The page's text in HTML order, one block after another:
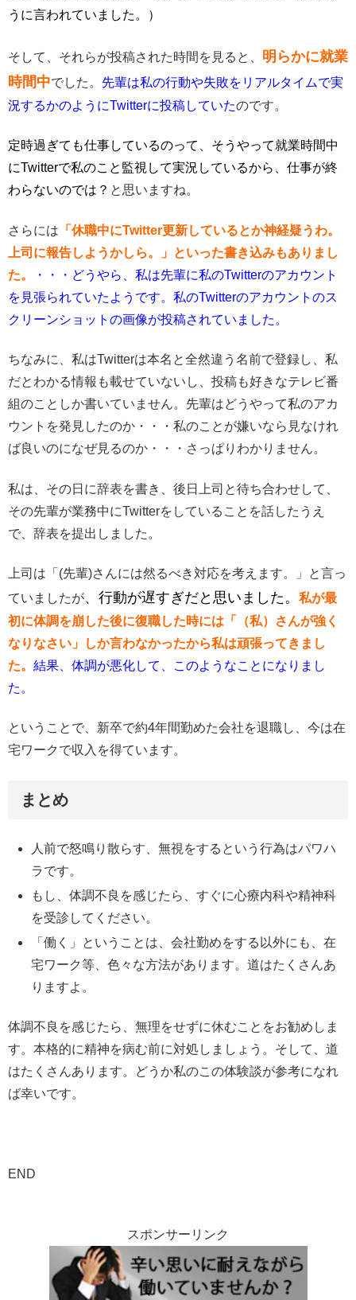
うに言われていました。）
そして、それらが投稿された時間を見ると、 明らかに就業
時間中でした。 先輩は私の行動や失敗をリアルタイムで実
況するかのようにTwitterに投稿していたのです。
定時過ぎても仕事しているのって、そうやって就業時間中
にTwitterで私のこと監視して実況しているから、仕事が終
わらないのでは？ と思いますね。
さらには 「休職中にTwitter更新しているとか神経疑うわ。
上司に報告しようかしら。」といった書き込みもありまし
た。
・・・どうやら、私は先輩に私のTwitterのアカウント
を見張られていたようです。私のTwitterのアカウントのス
クリーンショットの画像が投稿されていました。
ちなみに、私はTwitterは本名と全然違う名前で登録し、私
だとわかる情報も載せていないし、投稿も好きなテレビ番
組のことしか書いていません。先輩はどうやって私のアカ
ウントを発見したのか・・・私のことが嫌いなら見なけれ
ば良いのになぜ見るのか・・・さっぱりわかりません。
私は、その日に辞表を書き、後日上司と待ち合わせして、
その先輩が業務中にTwitterをしていることを話したうえ
で、辞表を提出しました。
上司は「(先輩)さんには然るべき対応を考えます。」と言っ
ていましたが、行動が遅すぎだと思いました。 私が最
初に体調を崩した後に復職した時には「（私）さんが強く
なりなさい」しか言わなかったから私は頑張ってきまし
た。 結果、体調が悪化して、このようなことになりまし
た。
ということで、新卒で約4年間勤めた会社を退職し、今は在
宅ワークで収入を得ています。
まとめ
人前で怒鳴り散らす、無視をするという行為はパワハ
ラです。
もし、体調不良を感じたら、すぐに心療内科や精神科
を受診してください。
「働く」ということは、会社勤めをする以外にも、在
宅ワーク等、色々な方法があります。道はたくさんあ
りますよ。
体調不良を感じたら、無理をせずに休むことをお勧めしま
す。本格的に精神を病む前に対処しましょう。そして、道
はたくさんあります。どうか私のこの体験談が参考になれ
ば幸いです。
END
スポンサーリンク